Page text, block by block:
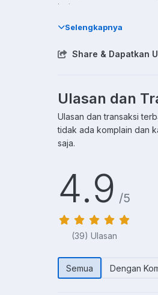
instan.
Selengkapnya
Share & Dapatkan
Ulasan dan
Ulasan dan transaksi
tidak ada komplain dan
saja.
4.9 /5
(39) Ulasan
Semua Dengan